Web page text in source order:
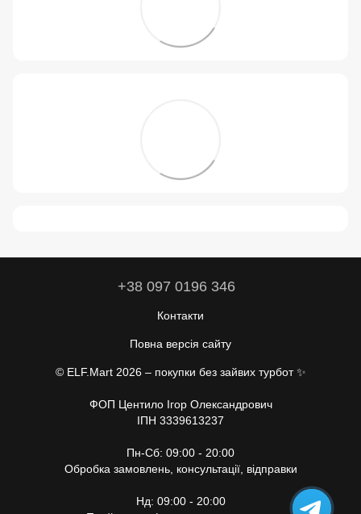
+38 097 0196 346
Контакти
Повна версія сайту
© ELF.Mart 2026 – покупки без зайвих турбот ✨
ФОП Центило Ігор Олександрович
ІПН 3339613237
Пн-Сб: 09:00 - 20:00
Обробка замовлень, консультації, відправки
Нд: 09:00 - 20:00